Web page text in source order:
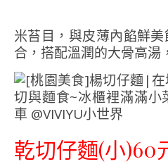
米苔目，與皮薄內餡鮮
合，搭配溫潤的大骨高湯
乾切仔麵(小)60